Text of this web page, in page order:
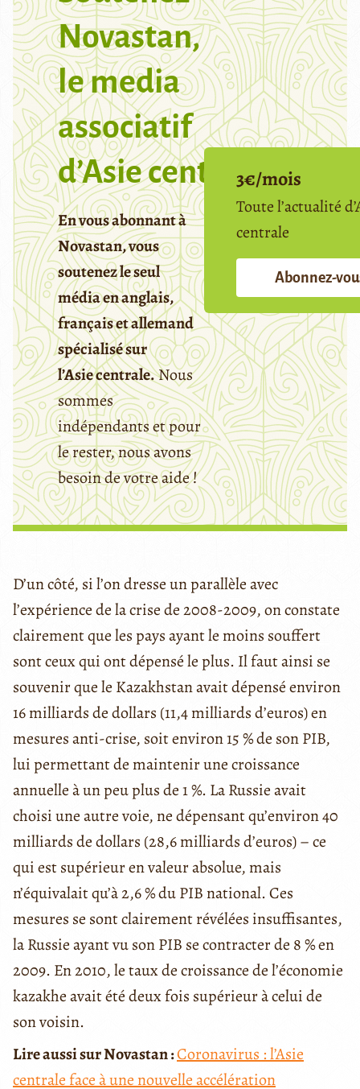
Novastan,
le media
associatif
d’Asie centrale
En vous abonnant à
Novastan, vous
soutenez le seul
média en anglais,
français et allemand
spécialisé sur
l’Asie centrale.Nous
sommes
indépendants et pour
le rester, nous avons
besoin de votre aide !
3€/mois
Toute l’actualité
centrale
Abonnez-
D’un côté, si l’on dresse un parallèle avec
l’expérience de la crise de 2008-2009, on constate
clairement que les pays ayant le moins souffert
sont ceux qui ont dépensé le plus. Il faut ainsi se
souvenir que le Kazakhstan avait dépensé environ
16 milliards de dollars (11,4 milliards d’euros) en
mesures anti-crise, soit environ 15 % de son PIB,
lui permettant de maintenir une croissance
annuelle à un peu plus de 1 %. La Russie avait
choisi une autre voie, ne dépensant qu’environ 40
milliards de dollars (28,6 milliards d’euros) – ce
qui est supérieur en valeur absolue, mais
n’équivalait qu’à 2,6 % du PIB national. Ces
mesures se sont clairement révélées insuffisantes,
la Russie ayant vu son PIB se contracter de 8 % en
2009. En 2010, le taux de croissance de l’économie
kazakhe avait été deux fois supérieur à celui de
son voisin.
Lire aussi sur Novastan :Coronavirus : l’Asie
centrale face à une nouvelle accélération